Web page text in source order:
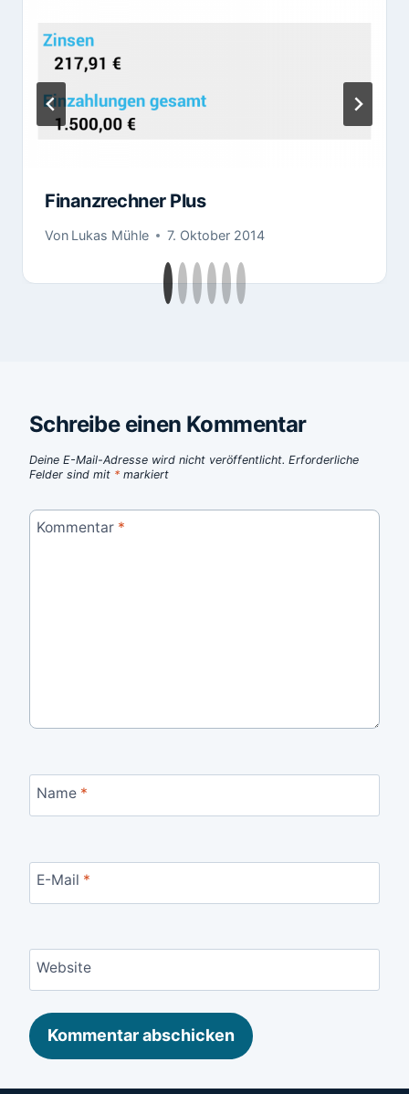
Finanzrechner Plus
Von Lukas Mühle 7. Oktober 2014
Schreibe einen Kommentar
Deine E-Mail-Adresse wird nicht veröffentlicht. Erforderliche
Felder sind mit * markiert
Kommentar *
Name *
E-Mail *
Website